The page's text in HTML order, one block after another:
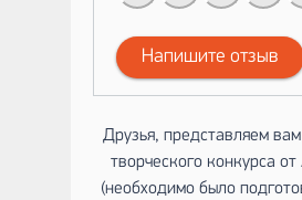
Напишите отзыв
Друзья, представляем
творческого конкурса
(необходимо было